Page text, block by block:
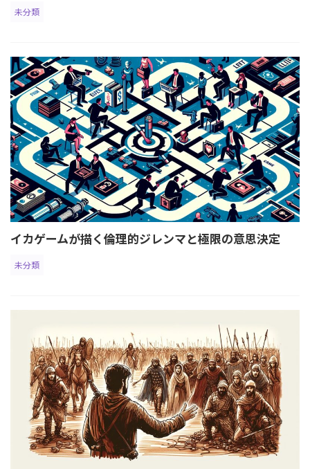
未分類
イカゲームが描く倫理的ジレンマと極限の意思決定
未分類